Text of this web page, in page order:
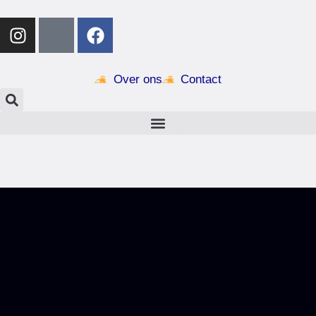
Over ons Contact